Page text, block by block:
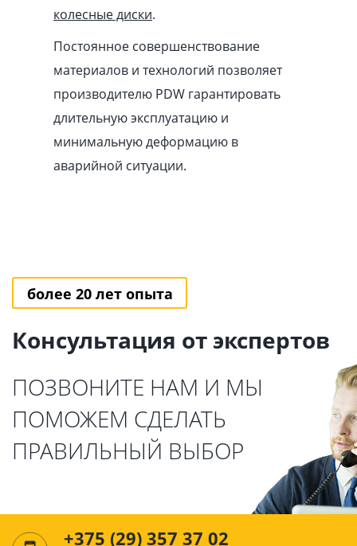
колесные диски.
Постоянное совершенствование
материалов и технологий позволяет
производителю PDW гарантировать
длительную эксплуатацию и
минимальную деформацию в
аварийной ситуации.
более 20 лет опыта
Консультация от экспертов
ПОЗВОНИТЕ НАМ И МЫ
ПОМОЖЕМ СДЕЛАТЬ
ПРАВИЛЬНЫЙ ВЫБОР
+375 (29) 357 37 02